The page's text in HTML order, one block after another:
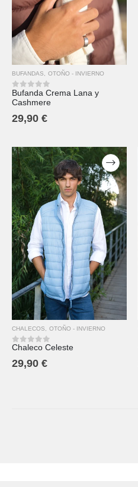
BUFANDAS, OTOÑO - INVIERNO
0out of 5
Bufanda Crema Lana y
Cashmere
29,90 €
CHALECOS OTOÑO - INVIERNO
0out of 5
Chaleco Celeste
29,90 €